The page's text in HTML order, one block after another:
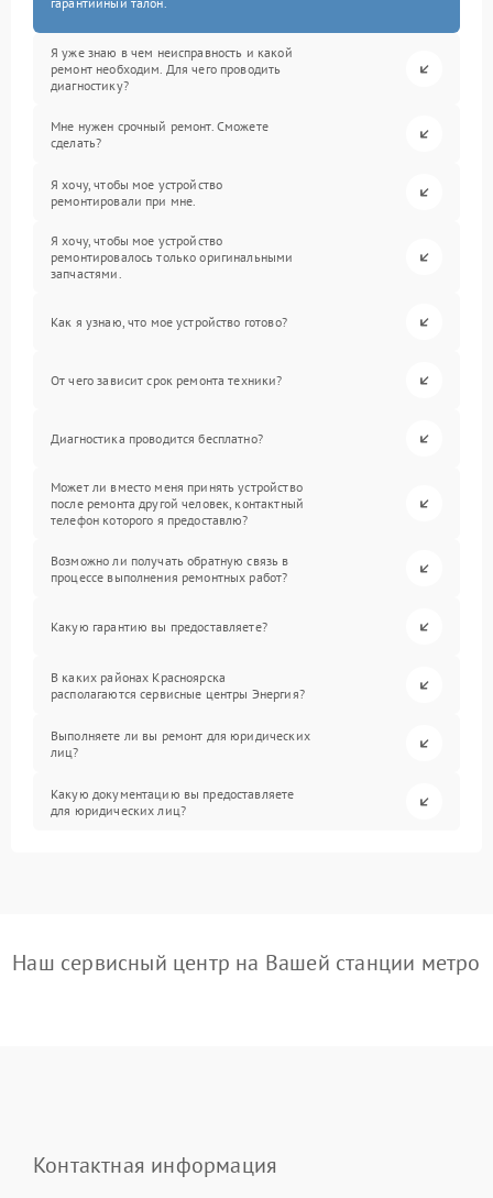
Я уже знаю в чем неисправность и какой
ремонт необходим. Для чего проводить
диагностику?
Мне нужен срочный ремонт. Сможете
сделать?
Я хочу, чтобы мое устройство
ремонтировали при мне.
Я хочу, чтобы мое устройство
ремонтировалось только оригинальными
запчастями.
Как я узнаю, что мое устройство готово?
От чего зависит срок ремонта техники?
Диагностика проводится бесплатно?
Может ли вместо меня принять устройство
после ремонта другой человек, контактный
телефон которого я предоставлю?
Возможно ли получать обратную связь в
процессе выполнения ремонтных работ?
Какую гарантию вы предоставляете?
В каких районах Красноярска
располагаются сервисные центры Энергия?
Выполняете ли вы ремонт для юридических
лиц?
Какую документацию вы предоставляете
для юридических лиц?
Наш сервисный центр на Вашей станции метро
Контактная информация